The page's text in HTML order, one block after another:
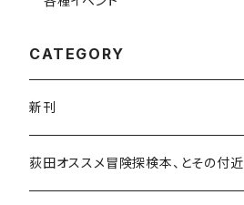
CATEGORY
新刊
和書
荻田オススメ冒険探検本、とその付近